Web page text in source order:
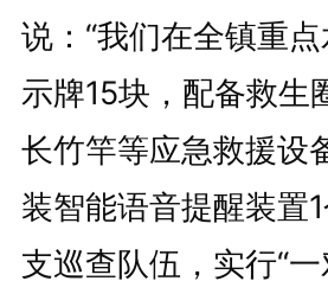
说：“我们在全镇重
示牌15块，配备救生
长竹竿等应急救援设
装智能语音提醒装置
支巡查队伍，实行“